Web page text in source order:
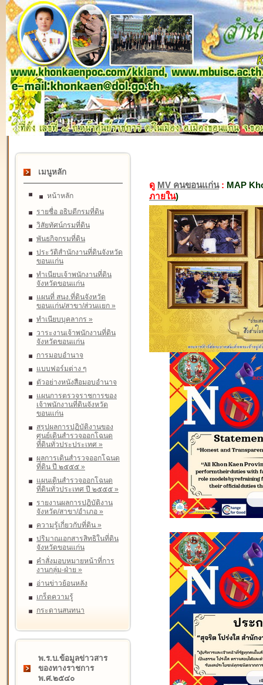
เมนูหลัก
หน้าหลัก
รายชื่อ อธิบดีกรมที่ดิน
วิสัยทัศน์กรมที่ดิน
พันธกิจกรมที่ดิน
ประวัติสำนักงานที่ดินจังหวัด
ขอนแก่น
ทำเนียบเจ้าพนักงานที่ดิน
จังหวัดขอนแก่น
แผนที่ สนง.ที่ดินจังหวัด
ขอนแก่น/สาขา/ส่วนแยก »
ทำเนียบบุคลากร »
วาระงานเจ้าพนักงานที่ดิน
จังหวัดขอนแก่น
การมอบอำนาจ
แบบฟอร์มต่าง ๆ
ตัวอย่างหนังสือมอบอำนาจ
แผนการตรวจราชการของ
เจ้าพนักงานที่ดินจังหวัด
ขอนแก่น
สรุปผลการปฏิบัติงานของ
ศูนย์เดินสำรวจออกโฉนด
ที่ดินทั่วประประเทศ »
ผลการเดินสำรวจออกโฉนด
ที่ดิน ปี ๒๕๕๕ »
แผนเดินสำรวจออกโฉนด
ที่ดินทั่วประเทศ ปี ๒๕๕๕ »
รายงานผลการปฏิบัติงาน
จังหวัด/สาขา/อำเภอ »
ความรู้เกี่ยวกับที่ดิน »
ปริมาณเอกสารสิทธิในที่ดิน
จังหวัดขอนแก่น
คำสั่งมอบหมายหน้าที่การ
งานกลุ่ม-ฝ่าย »
อ่านข่าวย้อนหลัง
เกร็ดความรู้
กระดานสนทนา
พ.ร.บ.ข้อมูลข่าวสาร
ของทางราชการ
พ.ศ.๒๕๔๐
ดู MV คนขอนแก่น: MAP
ภายใน)